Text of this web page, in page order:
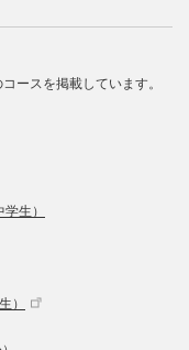
ースを掲載しています。
生）
）